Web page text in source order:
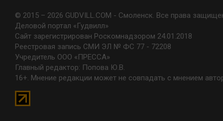
© 2015 – 2026 GUDVILL.COM - Смоленск. Все права
Деловой портал «Гудвилл»
Сайт зарегистрирован Роскомнадзором 24.01.2018
Реестровая запись СМИ ЭЛ № ФС 77 - 72208
Учредитель ООО «ПРЕССА»
Главный редактор: Попова Ю.В.
16+. Мнение редакции может не совпадать с мнением